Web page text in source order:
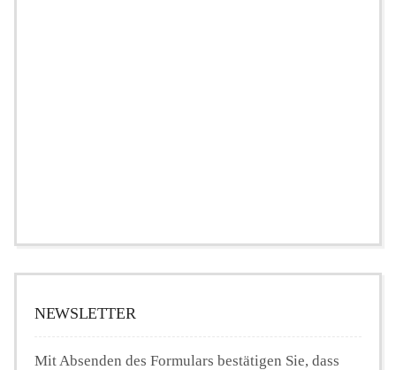
NEWSLETTER
Mit Absenden des Formulars bestätigen Sie, dass